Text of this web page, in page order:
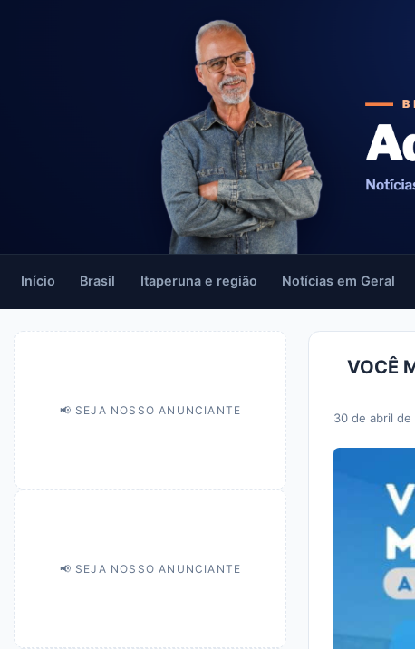
Início Brasil Itaperuna e região Notícias em Geral
📢 SEJA NOSSO ANUNCIANTE
📢 SEJA NOSSO ANUNCIANTE
VOCÊ
30 de abril